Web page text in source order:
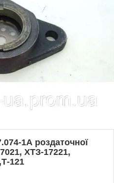
1А роздаточної
ХТЗ-17221,
121